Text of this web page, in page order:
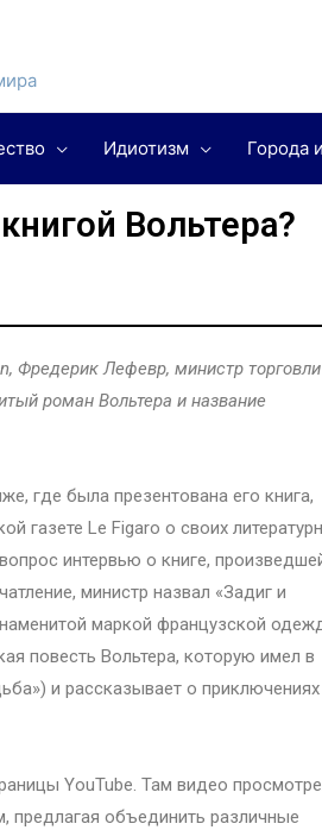
Идиотизм Города
Вольтера?
Фредерик Лефевр, министр торговли
роман Вольтера и название
где была презентована его книга,
газете Le Figaro о своих
интервью о книге,
министр назвал «Задиг и
маркой французской
повесть Вольтера, которую имел в
и рассказывает о приключениях
YouTube. Там видео
предлагая объединить различные